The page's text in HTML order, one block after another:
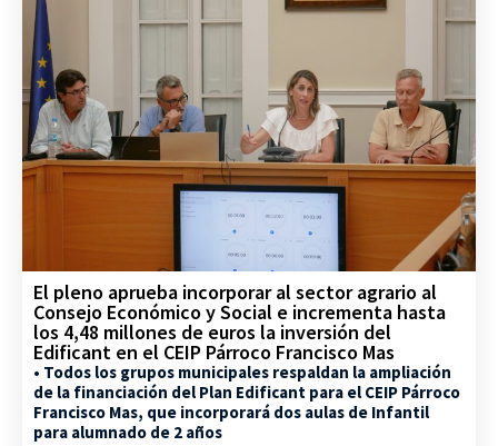
El pleno aprueba incorporar al sector agrario al
Consejo Económico y Social e incrementa hasta
los 4,48 millones de euros la inversión del
Edificant en el CEIP Párroco Francisco Mas
• Todos los grupos municipales respaldan la ampliación
de la financiación del Plan Edificant para el CEIP Párroco
Francisco Mas, que incorporará dos aulas de Infantil
para alumnado de 2 años